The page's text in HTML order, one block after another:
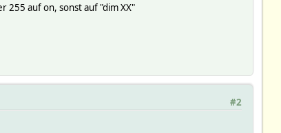
255 auf on, sonst auf "dim XX"
#2